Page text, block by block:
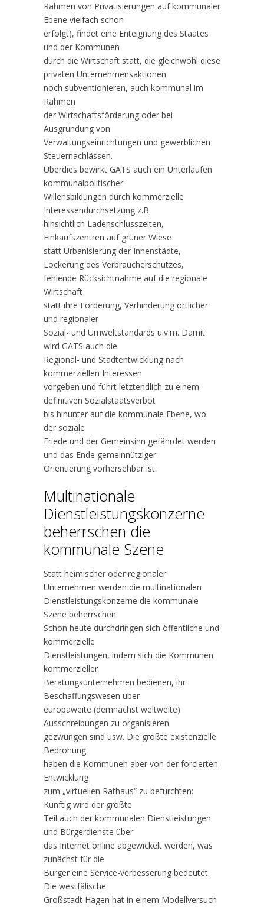
Rahmen von Privatisierungen auf kommunaler
Ebene vielfach schon
erfolgt), findet eine Enteignung des Staates
und der Kommunen
durch die Wirtschaft statt, die gleichwohl diese
privaten Unternehmensaktionen
noch subventionieren, auch kommunal im
Rahmen
der Wirtschaftsförderung oder bei
Ausgründung von
Verwaltungseinrichtungen und gewerblichen
Steuernachlässen.
Überdies bewirkt GATS auch ein Unterlaufen
kommunalpolitischer
Willensbildungen durch kommerzielle
Interessendurchsetzung z.B.
hinsichtlich Ladenschlusszeiten,
Einkaufszentren auf grüner Wiese
statt Urbanisierung der Innenstädte,
Lockerung des Verbraucherschutzes,
fehlende Rücksichtnahme auf die regionale
Wirtschaft
statt ihre Förderung, Verhinderung örtlicher
und regionaler
Sozial- und Umweltstandards u.v.m. Damit
wird GATS auch die
Regional- und Stadtentwicklung nach
kommerziellen Interessen
vorgeben und führt letztendlich zu einem
definitiven Sozialstaatsverbot
bis hinunter auf die kommunale Ebene, wo
der soziale
Friede und der Gemeinsinn gefährdet werden
und das Ende gemeinnütziger
Orientierung vorhersehbar ist.
Multinationale
Dienstleistungskonzerne
beherrschen die
kommunale Szene
Statt heimischer oder regionaler
Unternehmen werden die multinationalen
Dienstleistungskonzerne die kommunale
Szene beherrschen.
Schon heute durchdringen sich öffentliche und
kommerzielle
Dienstleistungen, indem sich die Kommunen
kommerzieller
Beratungsunternehmen bedienen, ihr
Beschaffungswesen über
europaweite (demnächst weltweite)
Ausschreibungen zu organisieren
gezwungen sind usw. Die größte existenzielle
Bedrohung
haben die Kommunen aber von der forcierten
Entwicklung
zum „virtuellen Rathaus“ zu befürchten:
Künftig wird der größte
Teil auch der kommunalen Dienstleistungen
und Bürgerdienste über
das Internet online abgewickelt werden, was
zunächst für die
Bürger eine Service-verbesserung bedeutet.
Die westfälische
Großstadt Hagen hat in einem Modellversuch